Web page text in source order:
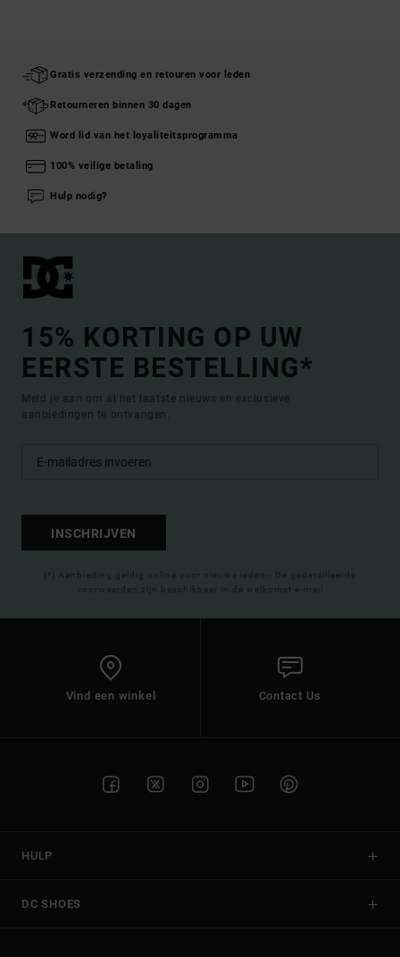
Gratis verzending en retouren voor leden
Retourneren binnen 30 dagen
Word lid van het loyaliteitsprogramma
100% veilige betaling
Hulp nodig?
15% KORTING OP UW
EERSTE BESTELLING*
Meld je aan om al het laatste nieuws en exclusieve
aanbiedingen te ontvangen.
INSCHRIJVEN
(*) Aanbieding geldig online voor nieuwe leden - De gedetailleerde
voorwaarden zijn beschikbaar in de welkomst e-mail
Vind een winkel Contact Us
HULP
DC SHOES